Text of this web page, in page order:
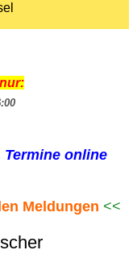
online
Meldungen <<